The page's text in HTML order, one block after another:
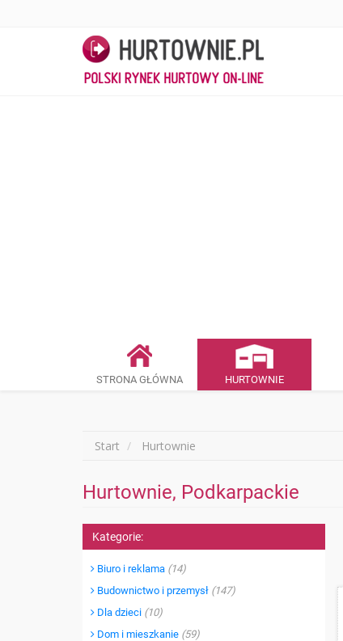
STRONA GŁÓWNA HURTOWNIE
Start Hurtownie
Hurtownie, Podkarpackie
Kategorie:
Biuro i reklama (14)
Budownictwo i przemysł (147)
Dla dzieci (10)
Dom i mieszkanie (59)